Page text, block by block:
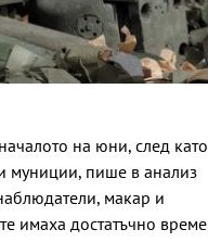
на юни, след като
муниции, пише в анализ
макар и
имаха достатъчно